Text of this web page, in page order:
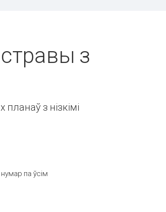
з
з нізкімі
па ўсім